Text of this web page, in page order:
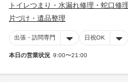
トイレつまり・水漏れ修理・蛇口修理
片づけ・遺品整理
出張・訪問専門 日祝OK
本日の営業状況 9:00〜21:00